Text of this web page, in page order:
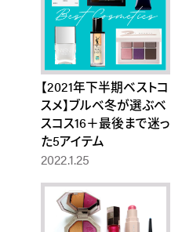
【2021年下半期ベストコ
スメ】ブルベ冬が選ぶベ
スコス16＋最後まで迷っ
た5アイテム
2022.1.25